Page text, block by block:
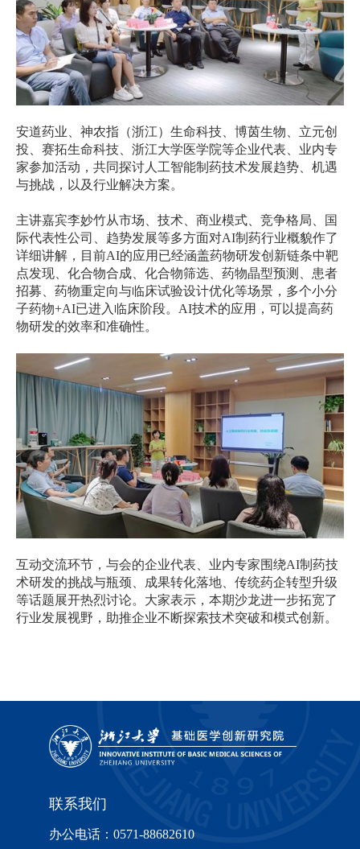
安道药业、神农指（浙江）生命科技、博茵生物、立元创
投、赛拓生命科技、浙江大学医学院等企业代表、业内专
家参加活动，共同探讨人工智能制药技术发展趋势、机遇
与挑战，以及行业解决方案。
主讲嘉宾李妙竹从市场、技术、商业模式、竞争格局、国
际代表性公司、趋势发展等多方面对AI制药行业概貌作了
详细讲解，目前AI的应用已经涵盖药物研发创新链条中靶
点发现、化合物合成、化合物筛选、药物晶型预测、患者
招募、药物重定向与临床试验设计优化等场景，多个小分
子药物+AI已进入临床阶段。 AI技术的应用，可以提高药
物研发的效率和准确性。
互动交流环节，与会的企业代表、业内专家围绕AI制药技
术研发的挑战与瓶颈、成果转化落地、传统药企转型升级
等话题展开热烈讨论。大家表示，本期沙龙进一步拓宽了
行业发展视野，助推企业不断探索技术突破和模式创新。
联系我们
办公电话：0571-88682610